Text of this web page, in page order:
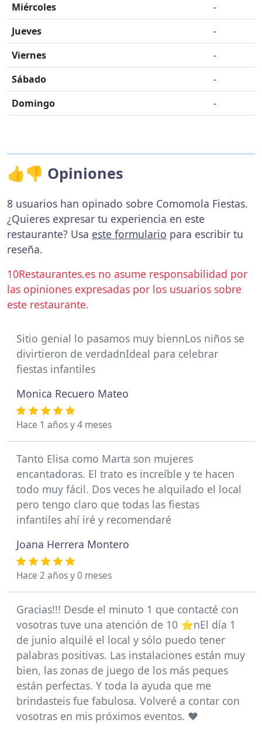
Miércoles
-
Jueves
-
Viernes
-
Sábado
-
Domingo
-
👍👎 Opiniones
8 usuarios han opinado sobre Comomola Fiestas.
¿Quieres expresar tu experiencia en este
restaurante? Usa este formulario para escribir tu
reseña.
10Restaurantes.es no asume responsabilidad por
las opiniones expresadas por los usuarios sobre
este restaurante.
Sitio genial lo pasamos muy biennLos niños se
divirtieron de verdadnIdeal para celebrar
fiestas infantiles
Monica Recuero Mateo
Hace 1 años y 4 meses
Tanto Elisa como Marta son mujeres
encantadoras. El trato es increíble y te hacen
todo muy fácil. Dos veces he alquilado el local
pero tengo claro que todas las fiestas
infantiles ahí iré y recomendaré
Joana Herrera Montero
Hace 2 años y 0 meses
Gracias!!! Desde el minuto 1 que contacté con
vosotras tuve una atención de 10 ⭐nEl día 1
de junio alquilé el local y sólo puedo tener
palabras positivas. Las instalaciones están muy
bien, las zonas de juego de los más peques
están perfectas. Y toda la ayuda que me
brindasteis fue fabulosa. Volveré a contar con
vosotras en mis próximos eventos. ❤️